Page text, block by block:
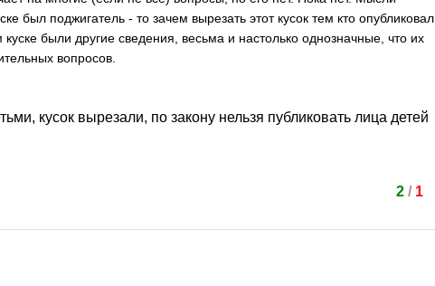
был поджигатель - то зачем вырезать этот кусок тем кто опубликовал
были другие сведения, весьма и настолько однозначные, что их
вопросов.
кусок вырезали, по закону нельзя публиковать лица детей
2/ 1